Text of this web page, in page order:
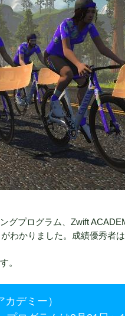
グプログラム、Zwift
わかりました。成績優秀者
。
デミー）